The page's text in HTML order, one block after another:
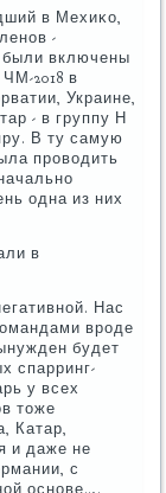
в Мехиκо,
-
были включены
2018 в
Украине,
- в группу Н
В ту самую
прοводить
одна из них
в
Нас
врοде
будет
спарринг-
у всех
тоже
Катар,
и даже не
с